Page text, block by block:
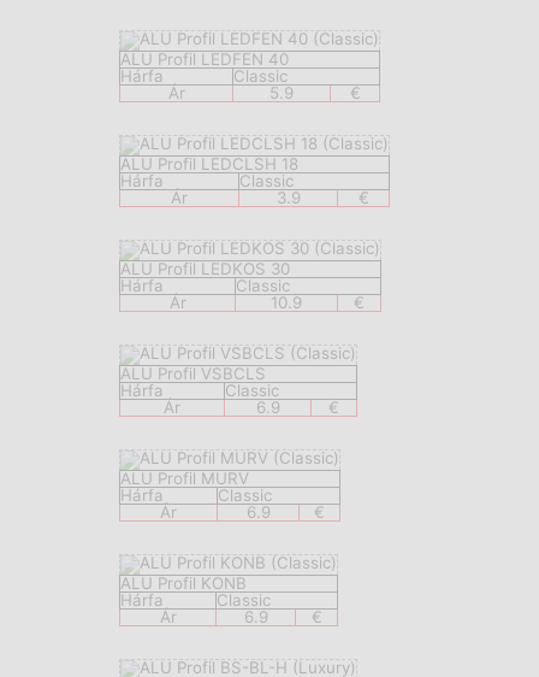
ALU Profil LEDFEN 40
Hárfa
Classic
Ár
5.9 €
ALU Profil LEDCLSH 18
Hárfa
Classic
Ár
3.9 €
ALU Profil LEDKOS 30
Hárfa
Classic
Ár
10.9 €
ALU Profil VSBCLS
Hárfa
Classic
Ár
6.9 €
ALU Profil MURV
Hárfa
Classic
Ár
6.9 €
ALU Profil KONB
Hárfa
Classic
Ár
6.9 €